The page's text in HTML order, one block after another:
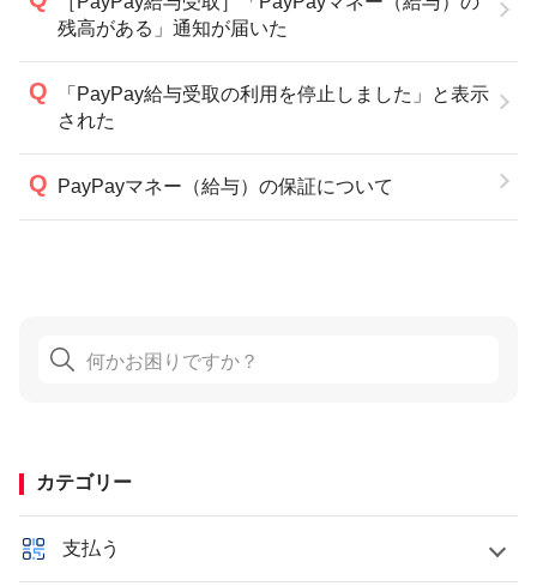
残高がある」通知が届いた
「PayPay給与受取の利用を停止しました」と表示
された
PayPayマネー（給与）の保証について
カテゴリー
支払う